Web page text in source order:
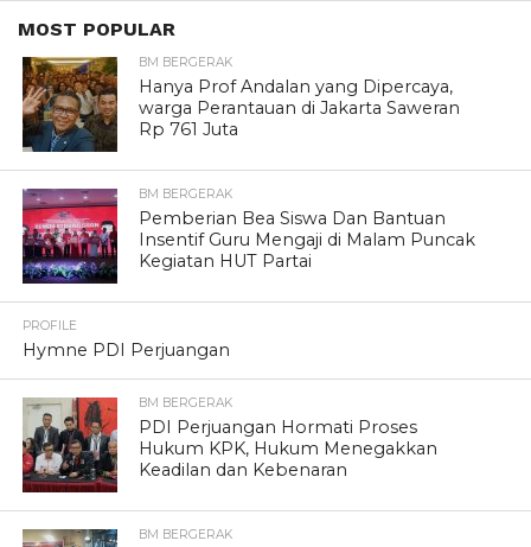
MOST POPULAR
BM BERGERAK
Hanya Prof Andalan yang Dipercaya,
warga Perantauan di Jakarta Saweran
Rp 761 Juta
BM BERGERAK
Pemberian Bea Siswa Dan Bantuan
Insentif Guru Mengaji di Malam Puncak
Kegiatan HUT Partai
PROFILE
Hymne PDI Perjuangan
BM BERGERAK
PDI Perjuangan Hormati Proses
Hukum KPK, Hukum Menegakkan
Keadilan dan Kebenaran
BM BERGERAK